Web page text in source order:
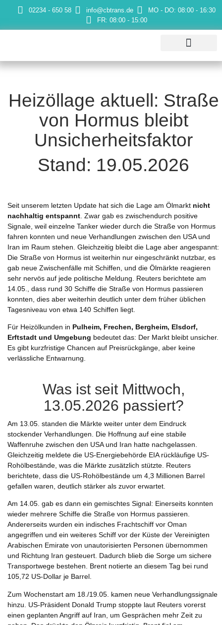
02234 - 650 58 info@cbtrans.de
MO - DO: 08:00 - 16:30
FR: 08:00 - 15:00
Heizöllage aktuell: Straße
von Hormus bleibt
Unsicherheitsfaktor
Stand: 19.05.2026
Seit unserem letzten Update hat sich die Lage am Ölmarkt nicht
nachhaltig entspannt . Zwar gab es zwischendurch positive
Signale, weil einzelne Tanker wieder durch die Straße von Hormus
fahren konnten und neue Verhandlungen zwischen den USA und
Iran im Raum stehen. Gleichzeitig bleibt die Lage aber angespannt:
Die Straße von Hormus ist weiterhin nur eingeschränkt nutzbar, es
gab neue Zwischenfälle mit Schiffen, und die Ölmärkte reagieren
sehr nervös auf jede politische Meldung. Reuters berichtete am
14.05., dass rund 30 Schiffe die Straße von Hormus passieren
konnten, dies aber weiterhin deutlich unter dem früher üblichen
Tagesniveau von etwa 140 Schiffen liegt.
Für Heizölkunden in Pulheim, Frechen, Bergheim, Elsdorf,
Erftstadt und Umgebung bedeutet das: Der Markt bleibt unsicher.
Es gibt kurzfristige Chancen auf Preisrückgänge, aber keine
verlässliche Entwarnung.
Was ist seit Mittwoch,
13.05.2026 passiert?
Am 13.05. standen die Märkte weiter unter dem Eindruck
stockender Verhandlungen. Die Hoffnung auf eine stabile
Waffenruhe zwischen den USA und Iran hatte nachgelassen.
Gleichzeitig meldete die US-Energiebehörde EIA rückläufige US-
Rohölbestände, was die Märkte zusätzlich stützte. Reuters
berichtete, dass die US-Rohölbestände um 4,3 Millionen Barrel
gefallen waren, deutlich stärker als zuvor erwartet.
Am 14.05. gab es dann ein gemischtes Signal: Einerseits konnten
wieder mehrere Schiffe die Straße von Hormus passieren.
Andererseits wurden ein indisches Frachtschiff vor Oman
angegriffen und ein weiteres Schiff vor der Küste der Vereinigten
Arabischen Emirate von unautorisierten Personen übernommen
und Richtung Iran gesteuert. Dadurch blieb die Sorge um sichere
Transportwege bestehen. Brent notierte an diesem Tag bei rund
105,72 US-Dollar je Barrel.
Zum Wochenstart am 18./19.05. kamen neue Verhandlungssignale
hinzu. US-Präsident Donald Trump stoppte laut Reuters vorerst
einen geplanten Angriff auf Iran, um Gesprächen mehr Zeit zu